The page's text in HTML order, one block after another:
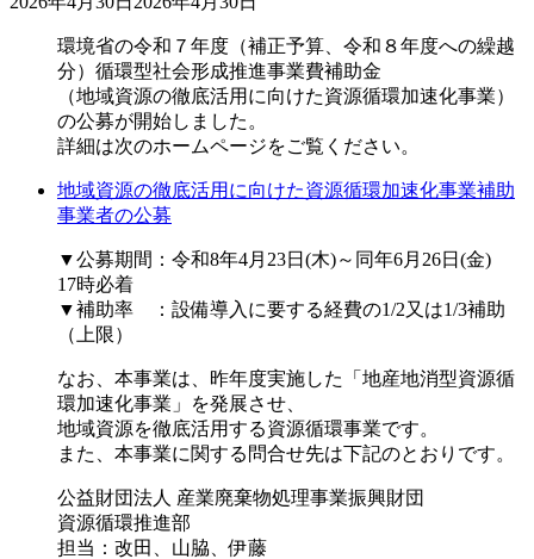
環境省の令和７年度（補正予算、令和８年度への繰越
分）循環型社会形成推進事業費補助金
（地域資源の徹底活用に向けた資源循環加速化事業）
の公募が開始しました。
詳細は次のホームページをご覧ください。
地域資源の徹底活用に向けた資源循環加速化事業補助
事業者の公募
▼公募期間：令和8年4月23日(木)～同年6月26日(金)
17時必着
▼補助率 ：設備導入に要する経費の1/2又は1/3補助
（上限）
なお、本事業は、昨年度実施した「地産地消型資源循
環加速化事業」を発展させ、
地域資源を徹底活用する資源循環事業です。
また、本事業に関する問合せ先は下記のとおりです。
公益財団法人 産業廃棄物処理事業振興財団
資源循環推進部
担当：改田、山脇、伊藤